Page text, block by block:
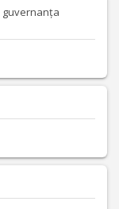
guvernanța